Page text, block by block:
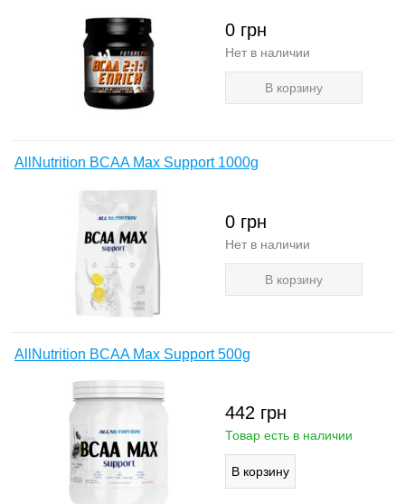
0 грн
Нет в наличии
В корзину
AllNutrition BCAA Max Support 1000g
0 грн
Нет в наличии
В корзину
AllNutrition BCAA Max Support 500g
442 грн
Товар есть в наличии